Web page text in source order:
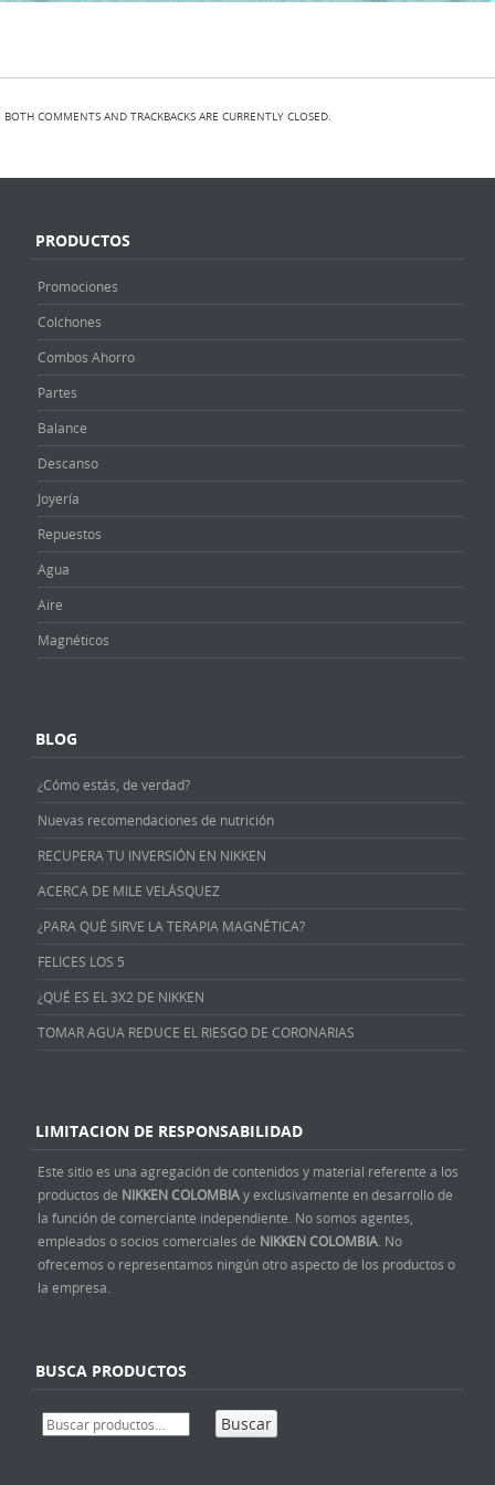
BOTH COMMENTS AND TRACKBACKS ARE CURRENTLY CLOSED.
PRODUCTOS
Promociones
Colchones
Combos Ahorro
Partes
Balance
Descanso
Joyería
Repuestos
Agua
Aire
Magnéticos
BLOG
¿Cómo estás, de verdad?
Nuevas recomendaciones de nutrición
RECUPERA TU INVERSIÓN EN NIKKEN
ACERCA DE MILE VELÁSQUEZ
¿PARA QUÉ SIRVE LA TERAPIA MAGNÉTICA?
FELICES LOS 5
¿QUÉ ES EL 3X2 DE NIKKEN
TOMAR AGUA REDUCE EL RIESGO DE CORONARIAS
LIMITACION DE RESPONSABILIDAD
Este sitio es una agregación de contenidos y material referente a los
productos de NIKKEN COLOMBIAy exclusivamente en desarrollo de
la función de comerciante independiente. No somos agentes,
empleados o socios comerciales de NIKKEN COLOMBIA . No
ofrecemos o representamos ningún otro aspecto de los productos o
la empresa.
BUSCA PRODUCTOS
Buscar